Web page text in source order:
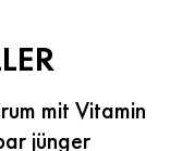
mit Vitamin
jünger